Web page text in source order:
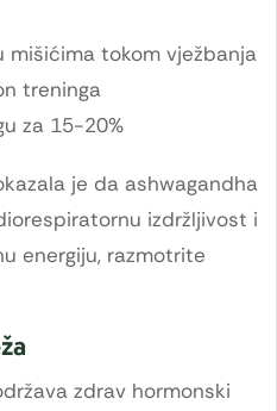
mišićima tokom vježbanja
treninga
za 15-20%
je da ashwagandha
izdržljivost i
energiju, razmotrite
zdrav hormonski